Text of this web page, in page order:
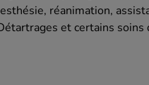
réanimation,
et certains